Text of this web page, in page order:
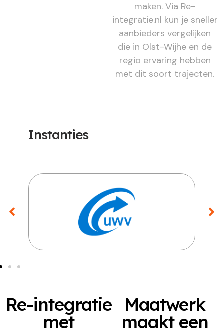
maken. Via Re-
integratie.nl kun je sneller
aanbieders vergelijken
die in Olst-Wijhe en de
regio ervaring hebben
met dit soort trajecten.
Instanties
Re-integratie
met
Maatwerk
maakt een